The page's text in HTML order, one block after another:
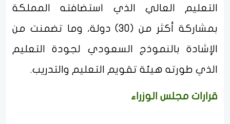
التعليم العالي الذي استضافته المملكة
بمشاركة أكثر من (30) دولة، وما تضمنت من
الإشادة بالنموذج السعودي لجودة التعليم
الذي طورته هيئة تقويم التعليم والتدريب.
قرارات مجلس الوزراء